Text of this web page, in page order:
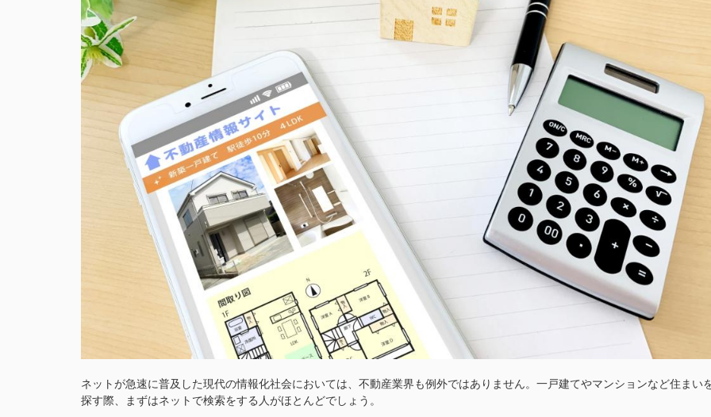
ネットが急速に普及した現代の情報化社会においては、不動産業界も例外ではありません。一戸建てやマンションなど住まい
探す際、まずはネットで検索をする人がほとんどでしょう。